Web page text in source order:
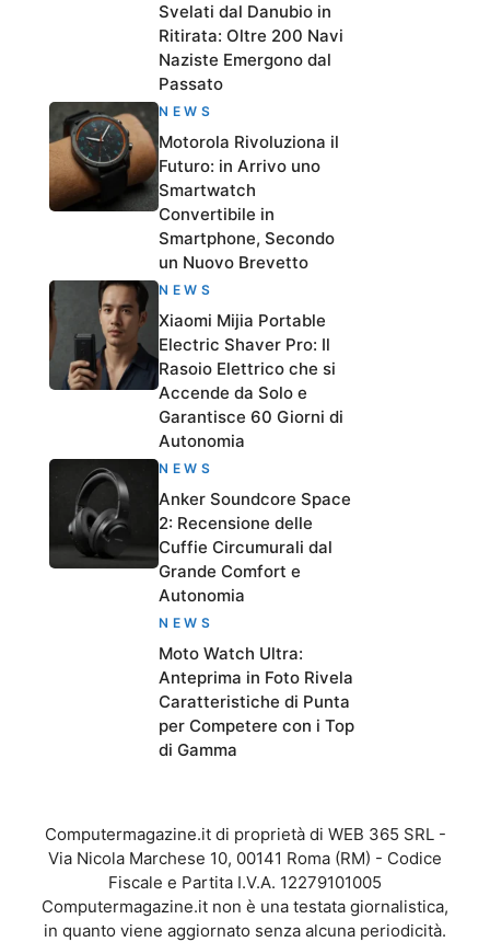
Svelati dal Danubio in
Ritirata: Oltre 200 Navi
Naziste Emergono dal
Passato
NEWS
Motorola Rivoluziona il
Futuro: in Arrivo uno
Smartwatch
Convertibile in
Smartphone, Secondo
un Nuovo Brevetto
NEWS
Xiaomi Mijia Portable
Electric Shaver Pro: Il
Rasoio Elettrico che si
Accende da Solo e
Garantisce 60 Giorni di
Autonomia
NEWS
Anker Soundcore Space
2: Recensione delle
Cuffie Circumurali dal
Grande Comfort e
Autonomia
NEWS
Moto Watch Ultra:
Anteprima in Foto Rivela
Caratteristiche di Punta
per Competere con i Top
di Gamma
Computermagazine.it di proprietà di WEB 365 SRL -
Via Nicola Marchese 10, 00141 Roma (RM) - Codice
Fiscale e Partita I.V.A. 12279101005
Computermagazine.it non è una testata giornalistica,
in quanto viene aggiornato senza alcuna periodicità.